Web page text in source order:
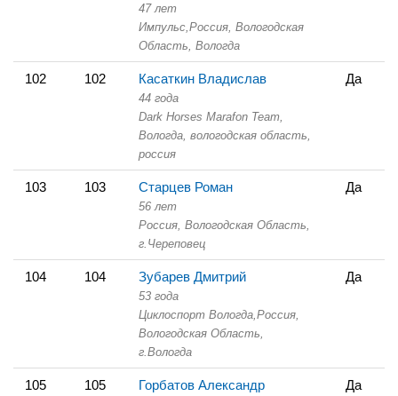
47 лет
Импульс, Россия, Вологодская
Область, Вологда
102 102 Касаткин Владислав
44 года
Dark Horses Marafon Team,
Вологда, вологодская область,
россия
Да
103 103 Старцев Роман
56 лет
Россия, Вологодская Область,
г.Череповец
Да
104 104 Зубарев Дмитрий
53 года
Циклоспорт Вологда, Россия,
Вологодская Область,
г.Вологда
Да
105 105 Горбатов Александр Да